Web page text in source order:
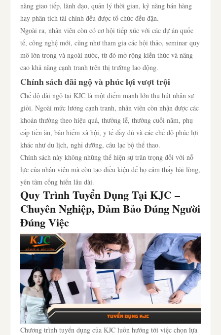
năng giao tiếp, lãnh đạo, quản lý thời gian, kỹ năng bán hàng
hay phân tích tài chính đều được tổ chức đều đặn.
Ngoài ra, nhân viên còn có cơ hội tiếp xúc với các dự án quốc
tế, công nghệ mới, cũng như tham gia các hội thảo, seminar quy
mô lớn trong và ngoài nước, từ đó mở rộng kiến thức và nâng
cao khả năng cạnh tranh trên thị trường lao động.
Chính sách đãi ngộ và phúc lợi vượt trội
Chế độ đãi ngộ tại KJC là một điểm mạnh lớn thu hút nhân sự
giỏi. Ngoài mức lương cạnh tranh, nhân viên còn nhận được các
khoản thưởng theo hiệu quả, thưởng lễ, thưởng cuối năm, phụ
cấp tiền ăn, bảo hiểm xã hội, y tế đầy đủ và các chế độ phúc lợi
khác như du lịch, nghỉ dưỡng, câu lạc bộ thể thao.
Chính sách này không những thể hiện sự trân trọng đối với nỗ
lực của nhân viên mà còn tạo điều kiện để họ cảm thấy hài lòng,
yên tâm cống hiến lâu dài.
Quy Trình Tuyển Dụng Tại KJC –
Chuyên Nghiệp, Đảm Bảo Đúng Người
Đúng Việc
Chương trình tuyển dụng của KJC luôn hướng tới việc chọn lựa